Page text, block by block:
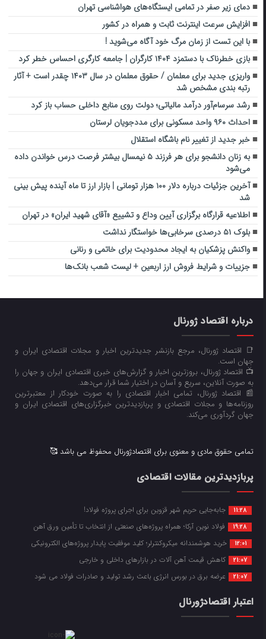
دمای زیر صفر در تمامی ایستگاه‌های هواشناسی تهران
افزایش سرعت اینترنت ثابت و همراه در کشور
با این تست از زمان مرگ خود آگاه می‌شوید !
بازی خطرناک با دستمزد ۱۴۰۴ کارگران | جامعه کارگری احساس خطر کرد
واریزی جدید برای معلمان / حقوق معلمان در سال ۱۴۰۳ چقدر است + آثار
رتبه بندی مشخص شد
رشد سرسام‌آور درآمد مالیاتی؛ دولت روی منابع داخلی حساب باز کرد
احداث ۹۶۰ واحد مسکونی برای مددجویان لرستان
خبر جدید از تغییر نام باشگاه استقلال
به زنان دانشجو برای هر فرزند ۵ نیمسال بیشتر فرصت درس خواندن داده
می‌شود
آخرین جزئیات درباره دلار ۱۰۰ هزار تومانی | بازار ارز تا ماه آینده پیش بینی
شد
اطلاعیه قرارگاه برگزاری آیین وداع و تشییع «آقای شهید ایران» در تهران
بلوک ۵۱ درصدی سرخابی‌ها خواستگار نداشت
واکنش پزشکیان به ایجاد محدودیت برای خاتمی و رنانی
جزییات و شرایط فروش ارز اربعین + لیست شعب بانک‌ها
درباره اقتصاد ژورنال
📑 اقتصاد ژورنال، مرجع بازنشر جدیدترین اخبار و مجلات اقتصادی ایران و
جهان است.
📺 اقتصاد ژورنال، بروزترین اخبار و گزارش‌های خبری اقتصادی ایران و جهان را
به صورت آنلاین، سریع و آسان در اختیار شما قرار می‌‌دهد.
📰 اقتصاد ژورنال، تمامی اخبار اقتصادی را به صورت خودکار از معتبرترین
روزنامه‌ها و مجلات اقتصادی و پربازدیدترین خبرگزاری‌های اقتصادی ایران و
جهان گردآوری می‌کند.
تمامی حقوق مادی و معنوی برای اقتصادژورنال محفوظ می باشد 🥰
پربازدیدترین مقالات اقتصادی
11:28 جابه‌جایی حریم شهر قزوین برای اجرای پروژه فولاد!
19:28 فولاد نوین آرکا؛ همراه پروژه‌های صنعتی از انتخاب تا تأمین ورق آهن
12:01 خرید هوشمندانه میکروکنترلر؛ کلید موفقیت پایدار پروژه‌های الکترونیکی
21:07 کاهش قیمت آهن آلات در بازارهای داخلی و خارجی
21:07 عرضه برق در بورس انرژی باعث رشد تولید و صادرات فولاد می شود
اعتبار اقتصادژورنال